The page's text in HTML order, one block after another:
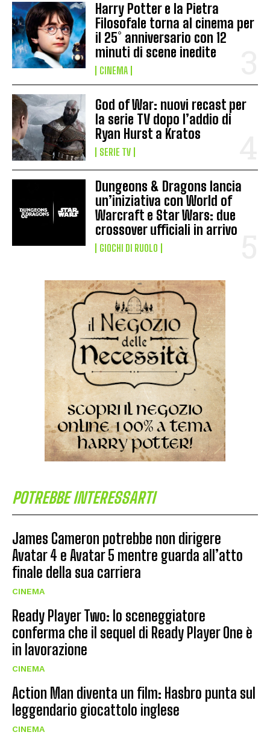
Harry Potter e la Pietra
Filosofale torna al cinema per
il 25° anniversario con 12
minuti di scene inedite
CINEMA
God of War: nuovi recast per
la serie TV dopo l’addio di
Ryan Hurst a Kratos
SERIE TV
Dungeons & Dragons lancia
un’iniziativa con World of
Warcraft e Star Wars: due
crossover ufficiali in arrivo
GIOCHI DI RUOLO
POTREBBE INTERESSARTI
James Cameron potrebbe non dirigere
Avatar 4 e Avatar 5 mentre guarda all’atto
finale della sua carriera
CINEMA
Ready Player Two: lo sceneggiatore
conferma che il sequel di Ready Player One è
in lavorazione
CINEMA
Action Man diventa un film: Hasbro punta sul
leggendario giocattolo inglese
CINEMA